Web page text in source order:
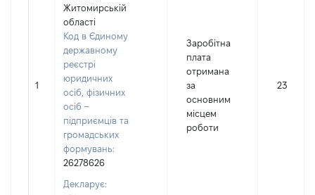
1
Житомирській
області
Код в Єдиному
державному
реєстрі
юридичних
осіб, фізичних
осіб –
підприємців та
громадських
формувань:
26278626
Декларує:
Заробітна
плата
отримана
за
основним
місцем
роботи
234365